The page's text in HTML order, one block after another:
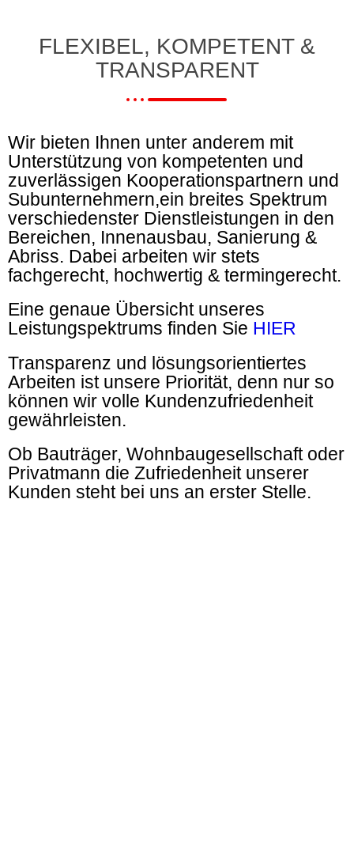
FLEXIBEL, KOMPETENT &
TRANSPARENT
Wir bieten Ihnen unter anderem mit
Unterstützung von kompetenten und
zuverlässigen Kooperationspartnern und
Subunternehmern,ein breites Spektrum
verschiedenster Dienstleistungen in den
Bereichen, Innenausbau, Sanierung &
Abriss. Dabei arbeiten wir stets
fachgerecht, hochwertig & termingerecht.
Eine genaue Übersicht unseres
Leistungspektrums finden Sie HIER
Transparenz und lösungsorientiertes
Arbeiten ist unsere Priorität, denn nur so
können wir volle Kundenzufriedenheit
gewährleisten.
Ob Bauträger, Wohnbaugesellschaft oder
Privatmann die Zufriedenheit unserer
Kunden steht bei uns an erster Stelle.